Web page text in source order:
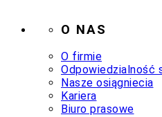
O NAS
O firmie
Odpowiedzialność
Nasze osiągniecia
Kariera
Biuro prasowe